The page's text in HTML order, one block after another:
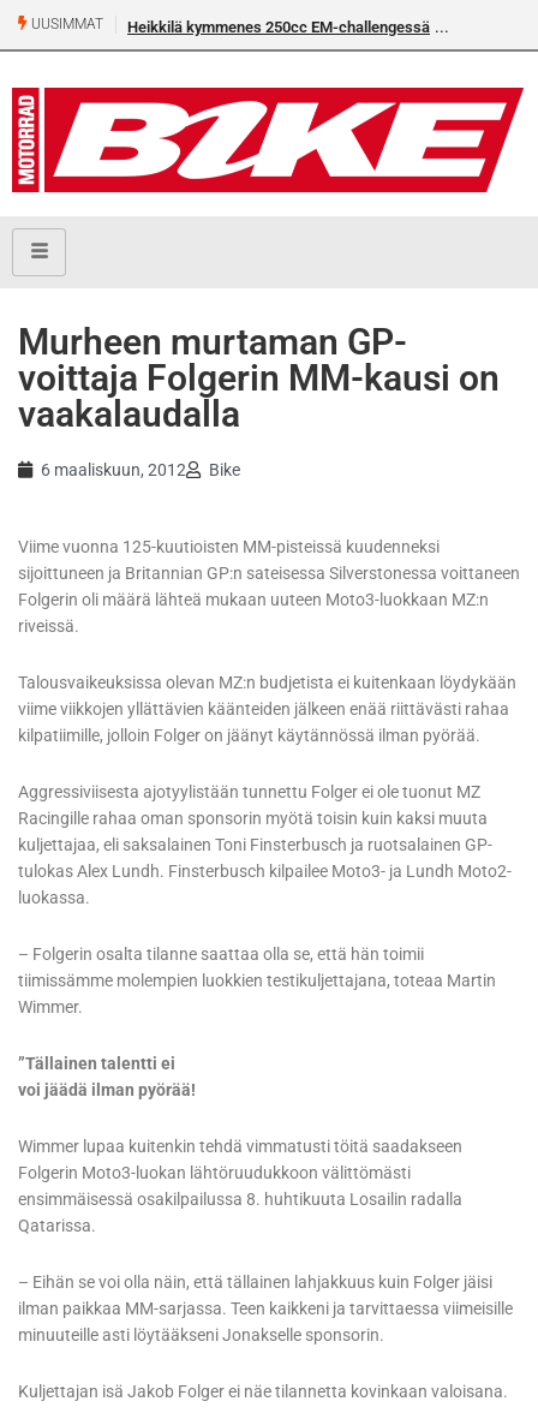
UUSIMMAT Heikkilä kymmenes 250cc EM-challengessä
Murheen murtaman GP-
voittaja Folgerin MM-kausi on
vaakalaudalla
6 maaliskuun, 2012 Bike
Viime vuonna 125-kuutioisten MM-pisteissä kuudenneksi
sijoittuneen ja Britannian GP:n sateisessa Silverstonessa voittaneen
Folgerin oli määrä lähteä mukaan uuteen Moto3-luokkaan MZ:n
riveissä.
Talousvaikeuksissa olevan MZ:n budjetista ei kuitenkaan löydykään
viime viikkojen yllättävien käänteiden jälkeen enää riittävästi rahaa
kilpatiimille, jolloin Folger on jäänyt käytännössä ilman pyörää.
Aggressiviisesta ajotyylistään tunnettu Folger ei ole tuonut MZ
Racingille rahaa oman sponsorin myötä toisin kuin kaksi muuta
kuljettajaa, eli saksalainen Toni Finsterbusch ja ruotsalainen GP-
tulokas Alex Lundh. Finsterbusch kilpailee Moto3- ja Lundh Moto2-
luokassa.
– Folgerin osalta tilanne saattaa olla se, että hän toimii
tiimissämme molempien luokkien testikuljettajana, toteaa Martin
Wimmer.
”Tällainen talentti ei
voi jäädä ilman pyörää!
Wimmer lupaa kuitenkin tehdä vimmatusti töitä saadakseen
Folgerin Moto3-luokan lähtöruudukkoon välittömästi
ensimmäisessä osakilpailussa 8. huhtikuuta Losailin radalla
Qatarissa.
– Eihän se voi olla näin, että tällainen lahjakkuus kuin Folger jäisi
ilman paikkaa MM-sarjassa. Teen kaikkeni ja tarvittaessa viimeisille
minuuteille asti löytääkseni Jonakselle sponsorin.
Kuljettajan isä Jakob Folger ei näe tilannetta kovinkaan valoisana.